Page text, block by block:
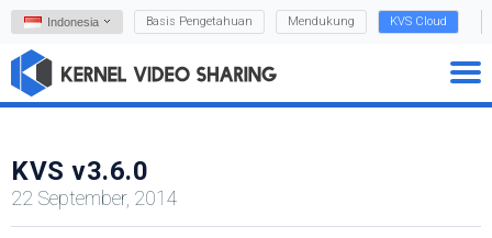
Indonesia Basis Pengetahuan Mendukung KVS Cloud
KVS v3.6.0
22 September, 2014